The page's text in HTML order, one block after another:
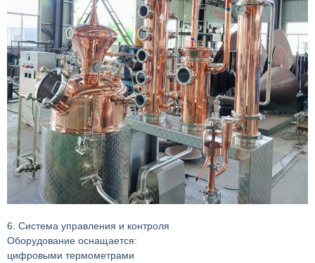
6. Система управления и контроля
Оборудование оснащается:
цифровыми термометрами